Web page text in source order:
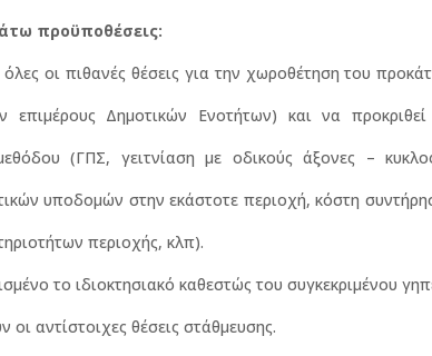
προϋποθέσεις:
οι πιθανές θέσεις για την χωροθέτηση του
Δημοτικών Ενοτήτων) και να
(ΓΠΣ, γειτνίαση με οδικούς άξονες –
υποδομών στην εκάστοτε περιοχή, κόστη
περιοχής, κλπ).
το ιδιοκτησιακό καθεστώς του συγκεκριμένου
οι αντίστοιχες θέσεις στάθμευσης.